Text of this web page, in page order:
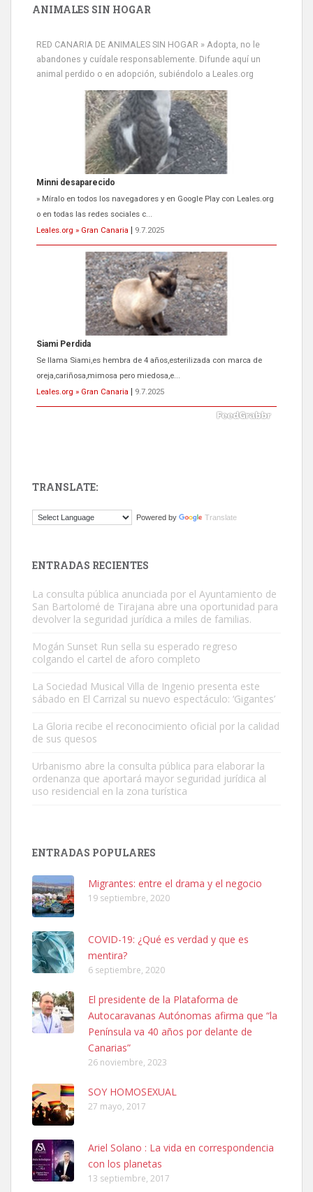
ANIMALES SIN HOGAR
RED CANARIA DE ANIMALES SIN HOGAR » Adopta, no le
abandones y cuídale responsablemente. Difunde aquí un
animal perdido o en adopción, subiéndolo a Leales.org
Minni desaparecido
» Míralo en todos los navegadores y en Google Play con Leales.org
o en todas las redes sociales c...
Leales.org » Gran Canaria
9.7.2025
Siami Perdida
Se llama Siami,es hembra de 4 años,esterilizada con marca de
oreja,cariñosa,mimosa pero miedosa,e...
Leales.org » Gran Canaria
9.7.2025
El ayuntamiento se va a llevar a Los Gatos callejeros de la zona los
Gato manso encontrado
Este gato macho ha aparecido en la calle hace menos de un mes,
es muy manso y extremadamente cari...
Leales.org » Gran Canaria
SHIBA PERDIDO AVDA JOSE MESA Y LOPEZ
PERRO MACHO RAZA SHIBA CON MICROCHIP PERDIDO HOY
06/07/2025 ZONA MESA Y LOPEZ. ES MUY ASUSTADIZO
Leales.org » Gran Canaria
6.7.2025
Ninfa perdida
El día 5 se los perdió una ninfa papillera, asustada tiene miedo a la
calle, se perdió por la zon...
TRANSLATE:
Powered by Translate
ENTRADAS RECIENTES
La consulta pública anunciada por el Ayuntamiento de
San Bartolomé de Tirajana abre una oportunidad para
devolver la seguridad jurídica a miles de familias.
Mogán Sunset Run sella su esperado regreso
colgando el cartel de aforo completo
La Sociedad Musical Villa de Ingenio presenta este
sábado en El Carrizal su nuevo espectáculo: ‘Gigantes’
La Gloria recibe el reconocimiento oficial por la calidad
de sus quesos
Urbanismo abre la consulta pública para elaborar la
ordenanza que aportará mayor seguridad jurídica al
uso residencial en la zona turística
ENTRADAS POPULARES
Migrantes: entre el drama y el negocio
19 septiembre, 2020
COVID-19: ¿Qué es verdad y que es
mentira?
6 septiembre, 2020
El presidente de la Plataforma de
Autocaravanas Autónomas afirma que “la
Península va 40 años por delante de
Canarias”
26 noviembre, 2023
SOY HOMOSEXUAL
27 mayo, 2017
Ariel Solano : La vida en correspondencia
con los planetas
13 septiembre, 2017